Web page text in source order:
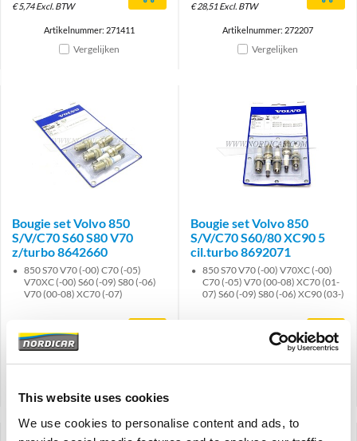
This website uses cookies
We use cookies to personalise content and ads, to
€5,74 Excl. BTW
Artikelnummer: 271411
Vergelijken
€28,51 Excl. BTW
Artikelnummer: 272207
Vergelijken
Bougie set Volvo 850
S/V/C70 S60 S80 V70
z/turbo 8642660
850 S70 V70 (-00) C70 (-05)
V70XC (-00) S60 (-09) S80 (-06)
V70 (00-08) XC70 (-07)
30,79Excl. BTW
Artikelnummer: 8642660
Bougie set Volvo 850
S/V/C70 S60/80 XC90 5
cil.turbo 8692071
850 S70 V70 (-00) V70XC (-00)
C70 (-05) V70 (00-08) XC70 (01-
07) S60 (-09) S80 (-06) XC90 (03-)
Artikelnummer: 8692071